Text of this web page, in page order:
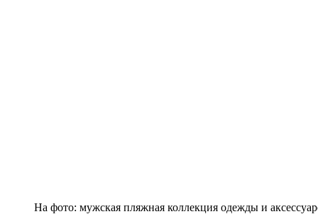
На фото: мужская пляжная коллекция одежды и